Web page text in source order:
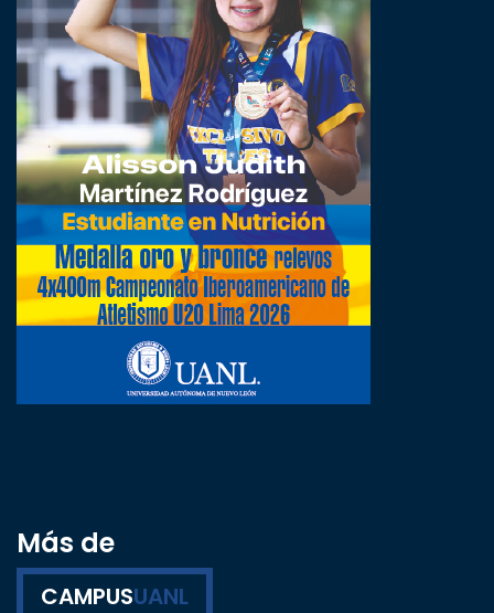
Más de
CAMPUSUANL